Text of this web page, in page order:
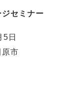
セミナー
5日
市